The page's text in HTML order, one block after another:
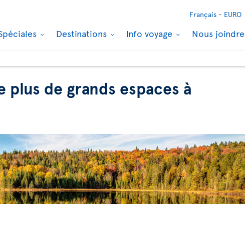
Français - EURO
Destinations Info voyage Nous joindre
de grands espaces à